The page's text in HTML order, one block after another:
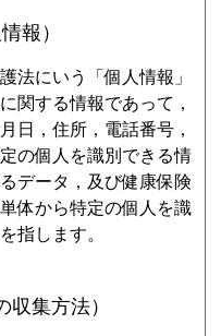
報）
法にいう「個人情報」
関する情報であって，
日，住所，電話番号，
の個人を識別できる情
データ，及び健康保険
体から特定の個人を識
指します。
集方法）